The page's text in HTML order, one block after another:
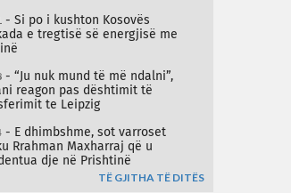
- Si po i kushton Kosovës
e tregtisë së energjisë me
- “Ju nuk mund të më ndalni”,
reagon pas dështimit të
te Leipzig
- E dhimbshme, sot varroset
Rrahman Maxharraj që u
dje në Prishtinë
TË GJITHA TË DITËS